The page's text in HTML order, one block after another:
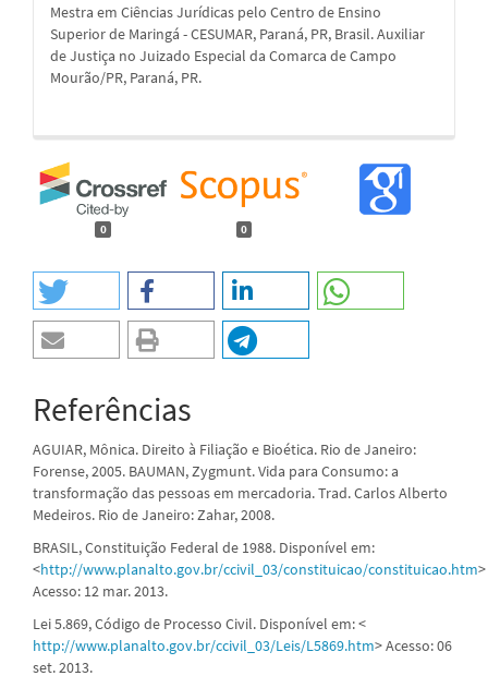
Mestra em Ciências Jurídicas pelo Centro de Ensino
Superior de Maringá - CESUMAR, Paraná, PR, Brasil. Auxiliar
de Justiça no Juizado Especial da Comarca de Campo
Mourão/PR, Paraná, PR.
0 0
Referências
AGUIAR, Mônica. Direito à Filiação e Bioética. Rio de Janeiro:
Forense, 2005. BAUMAN, Zygmunt. Vida para Consumo: a
transformação das pessoas em mercadoria. Trad. Carlos Alberto
Medeiros. Rio de Janeiro: Zahar, 2008.
BRASIL, Constituição Federal de 1988. Disponível em:
<http://www.planalto.gov.br/ccivil_03/constituicao/constituicao.htm>
Acesso: 12 mar. 2013.
Lei 5.869, Código de Processo Civil. Disponível em: <
http://www.planalto.gov.br/ccivil_03/Leis/L5869.htm> Acesso: 06
set. 2013.